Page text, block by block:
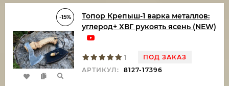
-15%
Топор Крепыш-1 варка металлов:
углерод+ ХВГ рукоять ясень (NEW)
1
ПОД ЗАКАЗ
АРТИКУЛ:
8127-17396